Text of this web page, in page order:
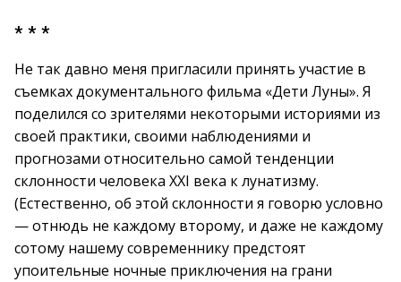
* * *
Не так давно меня пригласили принять участие в
съемках документального фильма «Дети Луны». Я
поделился со зрителями некоторыми историями из
своей практики, своими наблюдениями и
прогнозами относительно самой тенденции
склонности человека XXI века к лунатизму.
(Естественно, об этой склонности я говорю условно
— отнюдь не каждому второму, и даже не каждому
сотому нашему современнику предстоят
упоительные ночные приключения на грани